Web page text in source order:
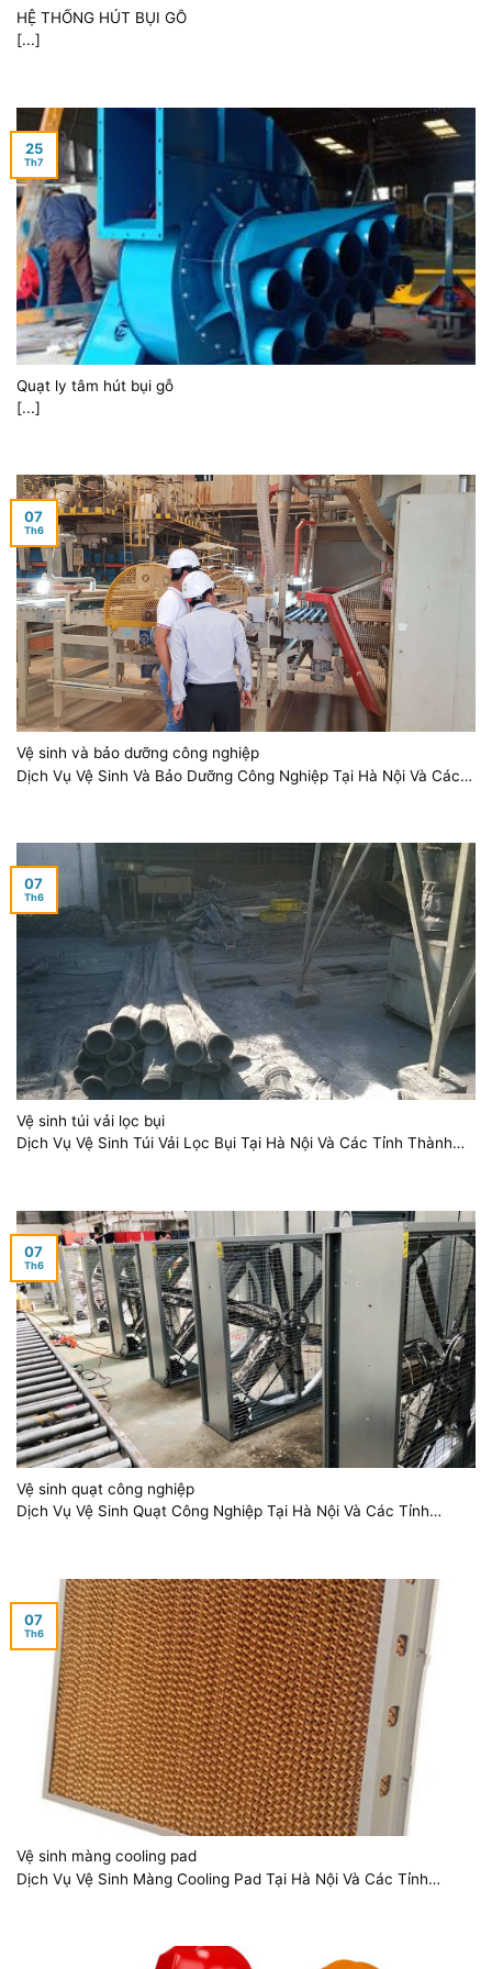
HỆ THỐNG HÚT BỤI GỖ
[...]
Quạt ly tâm hút bụi gỗ
[...]
25
Th7
Vệ sinh và bảo dưỡng công nghiệp
Dịch Vụ Vệ Sinh Và Bảo Dưỡng Công Nghiệp Tại Hà Nội Và Các
07
Th6
Vệ sinh túi vải lọc bụi
Dịch Vụ Vệ Sinh Túi Vải Lọc Bụi Tại Hà Nội Và Các Tỉnh Thành
07
Th6
Vệ sinh quạt công nghiệp
Dịch Vụ Vệ Sinh Quạt Công Nghiệp Tại Hà Nội Và Các Tỉnh
07
Th6
Vệ sinh màng cooling pad
Dịch Vụ Vệ Sinh Màng Cooling Pad Tại Hà Nội Và Các Tỉnh
07
Th6